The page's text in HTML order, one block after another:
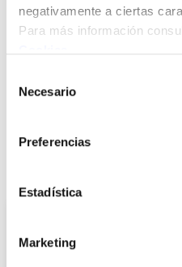
negativamente a ciertas
Para más información
Necesario
Preferencias
Estadística
Marketing
Click&Collect - Recogida gratis
en nuestras tiendas